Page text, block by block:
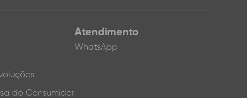
do Consumidor
Atendimento
WhatsApp